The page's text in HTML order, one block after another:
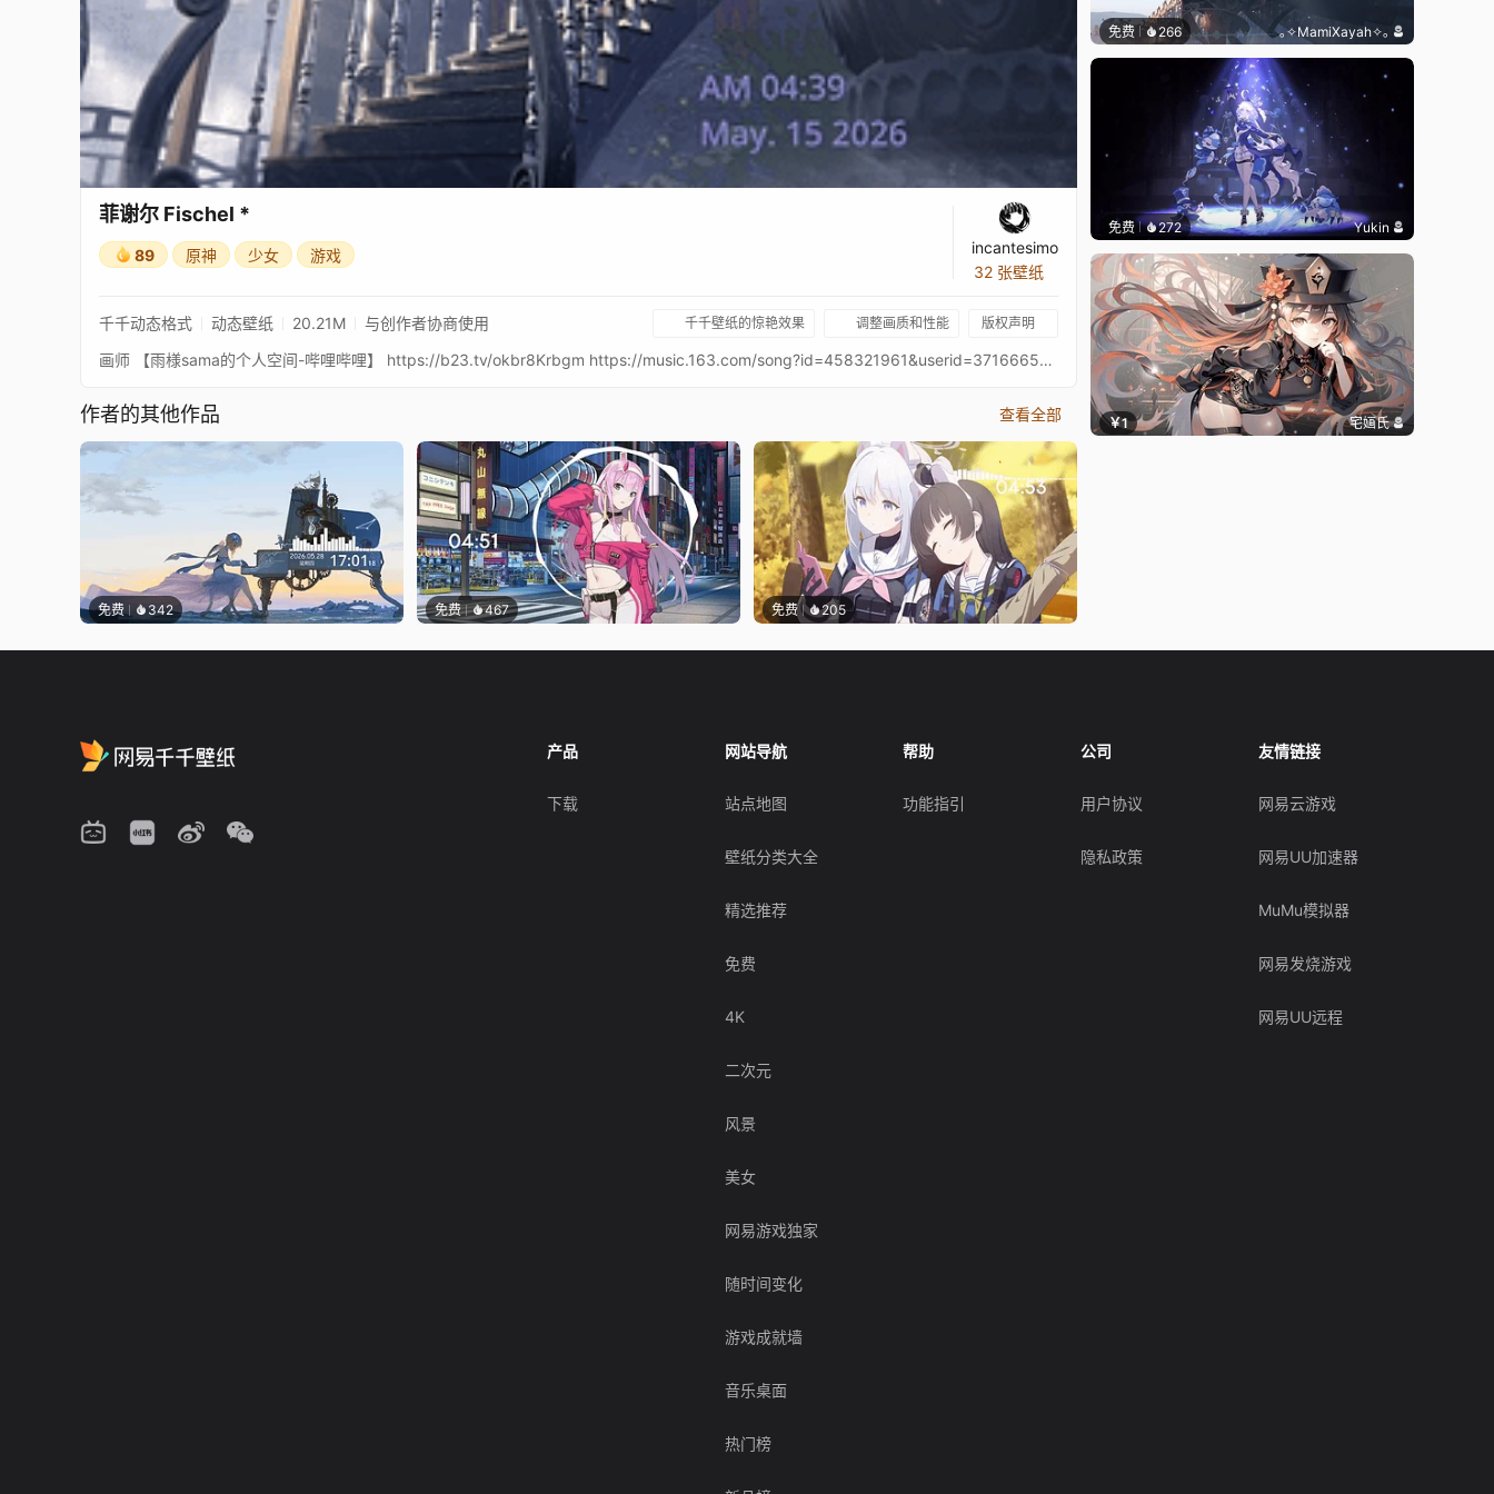
菲谢尔 Fischel *
89 原神 少女 游戏
incantesimo
32 张壁纸
千千动态格式 动态壁纸 20.21M 与创作者协商使用 千千壁纸的惊艳效果 调整画质和性能 版权声明
画师 【雨様sama的个人空间-哔哩哔哩】 https://b23.tv/okbr8Krbgm https://music.163.com/song?id=458321961&userid=371666558
作者的其他作品 查看全部
免费 342 免费 467 免费 205
免费 266 ｡✧MamiXayah✧｡
免费 272 Yukin
￥1 宅婳氏
产品
下载
网站导航
站点地图
壁纸分类大全
精选推荐
免费
4K
二次元
风景
美女
网易游戏独家
随时间变化
游戏成就墙
音乐桌面
热门榜
帮助
功能指引
公司
用户协议
隐私政策
友情链接
网易云游戏
网易UU加速器
MuMu模拟器
网易发烧游戏
网易UU远程